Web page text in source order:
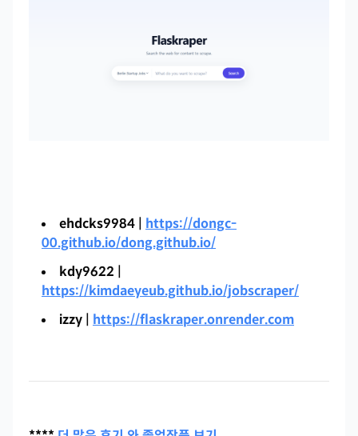
ehdcks9984 | https://dongc-
00.github.io/dong.github.io/
kdy9622 |
https://kimdaeyeub.github.io/jobscraper/
izzy | https://flaskraper.onrender.com